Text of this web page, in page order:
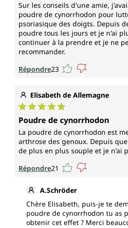
Sur les conseils d'une amie,
poudre de cynorrhodon pour
psoriasique des doigts. Depuis
poudre tous les jours et je n'ai
continuer à la prendre et je ne
recommander.
Répondre23
Elisabeth de Allemagne
Note moyenne de 5 sur 5
Poudre de cynorrhodon
La poudre de cynorrhodon est
arthrose des genoux. Depuis
de plus en plus souple et je n'ai
Répondre21
A.Schröder
Chère Elisabeth, puis-je te
poudre de cynorrhodon tu as
obtenir cet effet ? Merci